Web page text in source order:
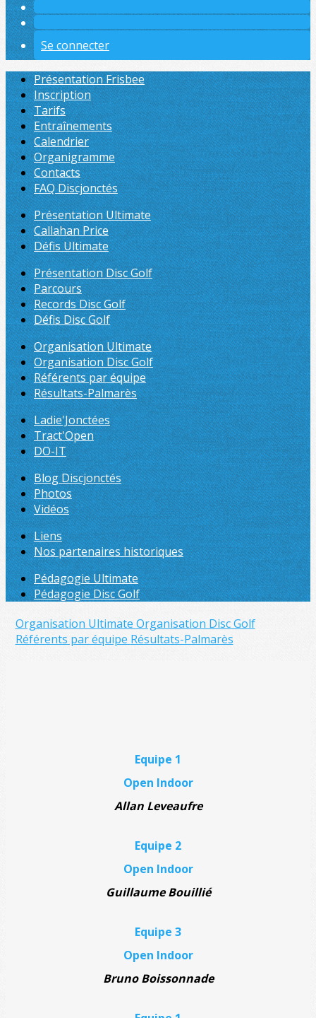
Se connecter
Présentation Frisbee
Inscription
Tarifs
Entraînements
Calendrier
Organigramme
Contacts
FAQ Discjonctés
Présentation Ultimate
Callahan Price
Défis Ultimate
Présentation Disc Golf
Parcours
Records Disc Golf
Défis Disc Golf
Organisation Ultimate
Organisation Disc Golf
Référents par équipe
Résultats-Palmarès
Ladie'Jonctées
Tract'Open
DO-IT
Blog Discjonctés
Photos
Vidéos
Liens
Nos partenaires historiques
Pédagogie Ultimate
Pédagogie Disc Golf
Organisation UltimateOrganisation Disc Golf
Référents par équipe Résultats-Palmarès
Equipe 1
Open Indoor
Allan Leveaufre
Equipe 2
Open Indoor
Guillaume Bouillié
Equipe 3
Open Indoor
Bruno Boissonnade